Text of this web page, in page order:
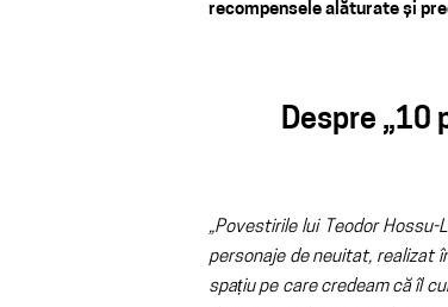
recompensele alăturate și
Despre „10
„Povestirile lui Teodor
personaje de neuitat, realizat
spațiu pe care credeam că îl